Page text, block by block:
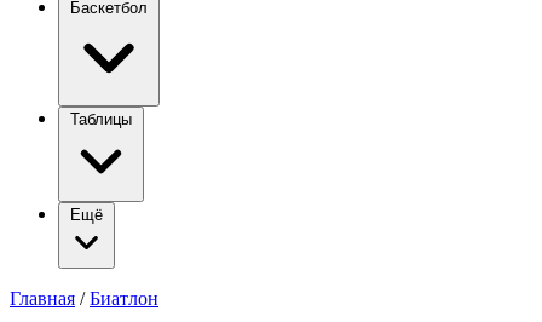
Баскетбол
Таблицы
Ещё
Главная / Биатлон